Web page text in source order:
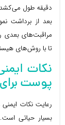
دقیقه طول می‌کشد
بعد از برداشت
مراقبت‌های بعدی
تا با روش‌های
نکات
پوست
رعایت نکات
بسیار حیاتی